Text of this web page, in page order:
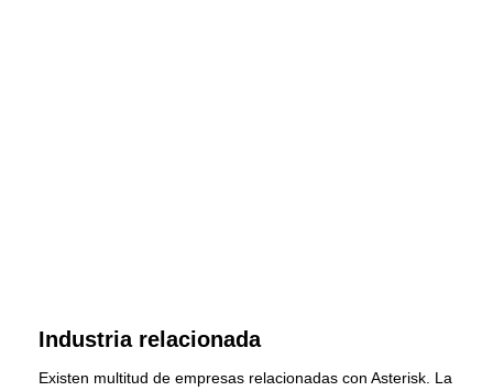
Industria relacionada
Existen multitud de empresas relacionadas con Asterisk. La